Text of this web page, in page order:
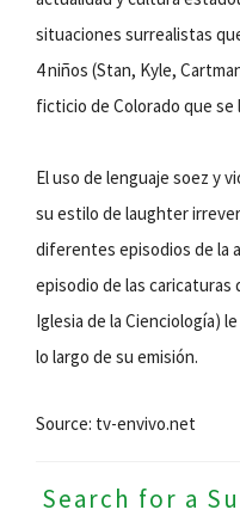
situaciones surrealistas
4 niños (Stan, Kyle,
ficticio de Colorado que se
El uso de lenguaje soez y
su estilo de laughter
diferentes episodios de la
episodio de las caricaturas
Iglesia de la Cienciología)
lo largo de su emisión.
Source: tv-envivo.net
Search for a